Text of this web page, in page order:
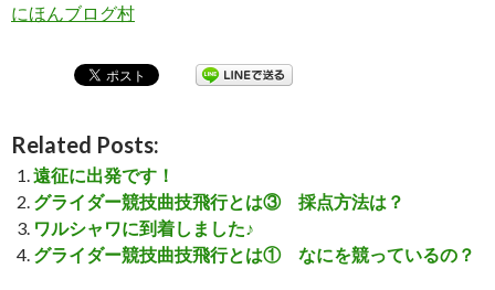
にほんブログ村
Related Posts:
遠征に出発です！
グライダー競技曲技飛行とは③ 採点方法は？
ワルシャワに到着しました♪
グライダー競技曲技飛行とは① なにを競っているの？